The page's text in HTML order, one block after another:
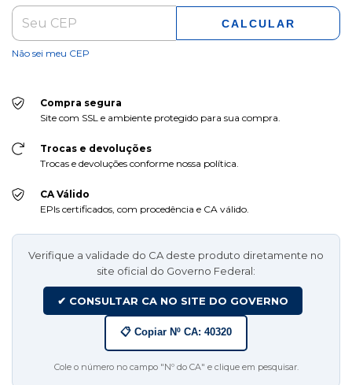
CALCULAR
Não sei meu CEP
Compra segura
Site com SSL e ambiente protegido para sua compra.
Trocas e devoluções
Trocas e devoluções conforme nossa política.
CA Válido
EPIs certificados, com procedência e CA válido.
Verifique a validade do CA deste produto diretamente no
site oficial do Governo Federal:
✔ CONSULTAR CA NO SITE DO GOVERNO
📋 Copiar Nº CA: 40320
Cole o número no campo "Nº do CA" e clique em pesquisar.